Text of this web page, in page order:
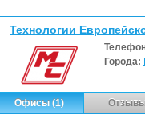
Технологии
Города:
Офисы (1)